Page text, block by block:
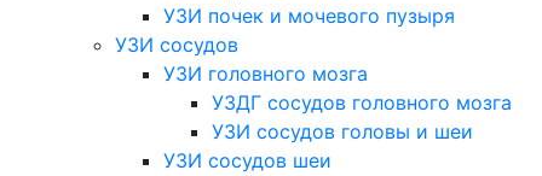
УЗИ почек и мочевого пузыря
УЗИ сосудов
УЗИ головного мозга
УЗДГ сосудов головного мозга
УЗИ сосудов головы и шеи
УЗИ сосудов шеи